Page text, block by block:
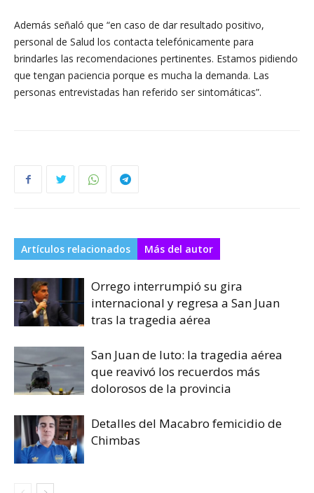
Además señaló que “en caso de dar resultado positivo,
personal de Salud los contacta telefónicamente para
brindarles las recomendaciones pertinentes. Estamos pidiendo
que tengan paciencia porque es mucha la demanda. Las
personas entrevistadas han referido ser sintomáticas”.
Artículos relacionados Más del autor
Orrego interrumpió su gira
internacional y regresa a San Juan
tras la tragedia aérea
San Juan de luto: la tragedia aérea
que reavivó los recuerdos más
dolorosos de la provincia
Detalles del Macabro femicidio de
Chimbas